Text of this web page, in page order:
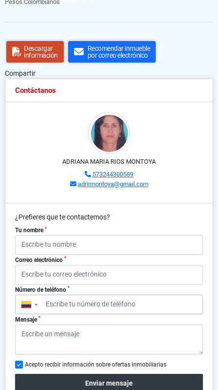
Pesos Colombianos
Descargar
información
Recomendar inmueble
por correo electrónico
Compartir
Contáctanos
ADRIANA MARIA RIOS MONTOYA
573244300589
adrirmontoya@gmail.com
¿Prefieres que te contactemos?
Tu nombre *
Correo electrónico *
Número de teléfono *
▼
Mensaje *
Acepto recibir información sobre ofertas inmobiliarias
Enviar mensaje